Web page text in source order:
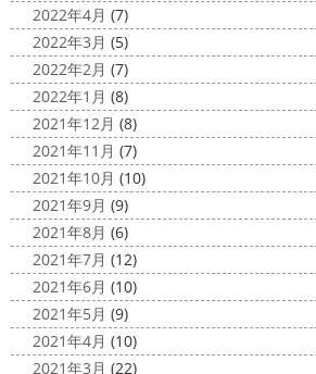
2022年4月 (7)
2022年3月 (5)
2022年2月 (7)
2022年1月 (8)
2021年12月 (8)
2021年11月 (7)
2021年10月 (10)
2021年9月 (9)
2021年8月 (6)
2021年7月 (12)
2021年6月 (10)
2021年5月 (9)
2021年4月 (10)
2021年3月 (22)